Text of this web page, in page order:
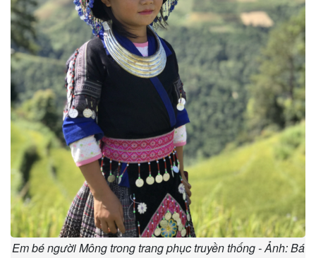
Em bé người Mông trong trang phục truyền thống - Ảnh: Bá